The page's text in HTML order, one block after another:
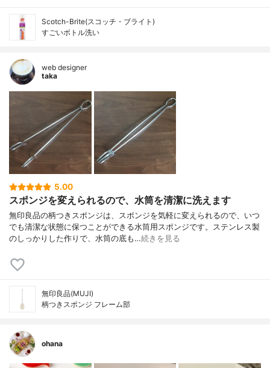
Scotch-Brite(スコッチ・ブライト)
すごいボトル洗い
web designer
taka
5.00
スポンジを変えられるので、水筒を清潔に洗えます
無印良品の柄つきスポンジは、スポンジを気軽に変えられるので、いつ
でも清潔な状態に保つことができる水筒用スポンジです。ステンレス製
のしっかりした作りで、水筒の底も…続きを見る
無印良品(MUJI)
柄つきスポンジ フレーム部
ohana